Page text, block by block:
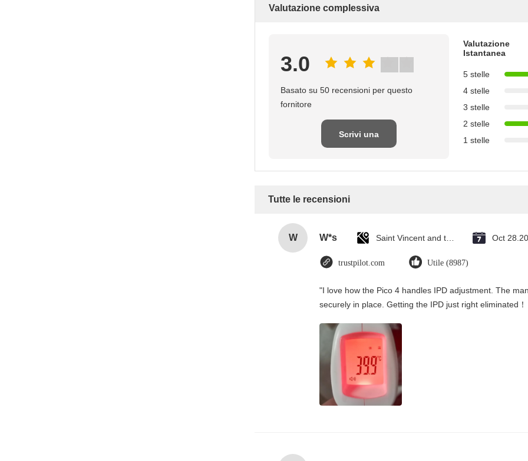
Valutazione complessiva
3.0
Basato su 50 recensioni per questo
fornitore
Scrivi una
Valutazione
Istantanea
5 stelle
4 stelle
3 stelle
2 stelle
1 stelle
Tutte le recensioni
W W*s Oct
trustpilot.com Utile (8987)
"I love how the Pico 4 handles IPD adjustment. The
securely in place. Getting the IPD just right eliminated！